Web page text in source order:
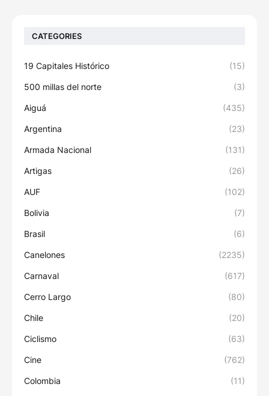
CATEGORIES
19 Capitales Histórico (15)
500 millas del norte (3)
Aiguá (435)
Argentina (23)
Armada Nacional (131)
Artigas (26)
AUF (102)
Bolivia (7)
Brasil (6)
Canelones (2235)
Carnaval (617)
Cerro Largo (80)
Chile (20)
Ciclismo (63)
Cine (762)
Colombia (11)